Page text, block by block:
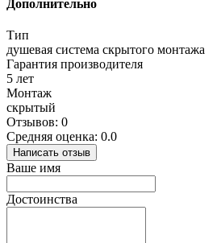
Дополнительно
Тип
душевая система скрытого монтажа
Гарантия производителя
5 лет
Монтаж
скрытый
Отзывов: 0
Средняя оценка: 0.0
Написать отзыв
Ваше имя
Достоинства